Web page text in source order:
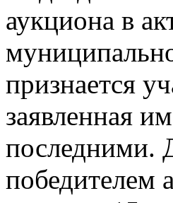
аукциона в
признается
заявленная
последними.
победителем